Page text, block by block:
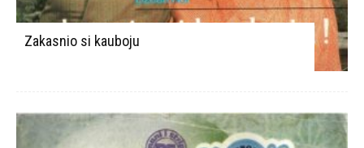
Zakasnio si kauboju